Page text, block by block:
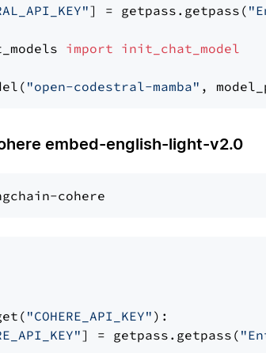
] = getpass.getpass(
import init_chat_model
"open-codestral-mamba" ,
embed-english-light-v2.0
"COHERE_API_KEY" ):
] = getpass.getpass(